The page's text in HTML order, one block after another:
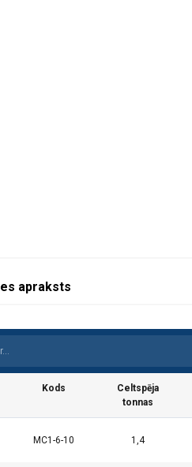
apraksts
Kods
Celtspēja
tonnas
MC1-6-10 1,4